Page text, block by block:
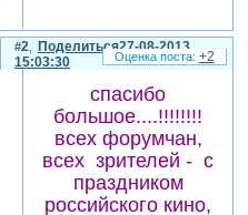
в нем есть счастье и беда.
кино - вечно, мы не спорим.
(источник
Зарегистрируйтесь, чтобы
увидеть ссылки)
отредактировано nataliya k*
(27-08-2013 14:50:55)
Поделиться
2
27-08-2013
15:03:30
спасибо
большое....!!!!!!!!
всех форумчан,
всех зрителей - с
праздником
российского кино,
+2